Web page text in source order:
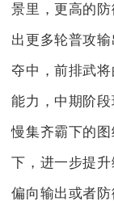
景里，更高的
出更多轮普攻
夺中，前排武
能力，中期阶
慢集齐霸下的
下，进一步提
偏向输出或者